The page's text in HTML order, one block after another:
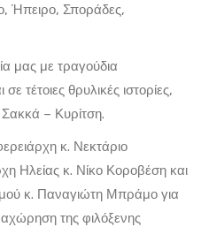
Ήπειρο, Σποράδες,
μας με τραγούδια
τέτοιες θρυλικές ιστορίες,
– Κυρίτση.
κ. Νεκτάριο
Ηλείας κ. Νίκο Κοροβέση και
κ. Παναγιώτη Μπράμο για
της φιλόξενης